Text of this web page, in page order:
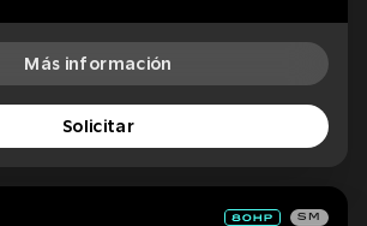
Más información
Solicitar
SM